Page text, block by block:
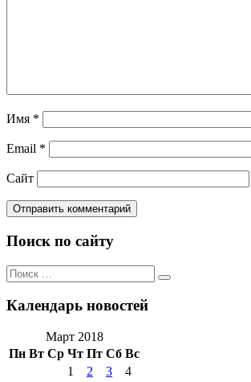
Имя *
Email *
Сайт
Поиск по сайту
Поиск
по:
Поиск
Календарь новостей
Март 2018
Пн Вт Ср Чт Пт Сб Вс
1
2 3
4